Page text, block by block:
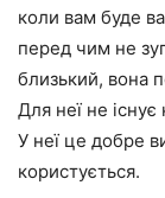
коли вам буде
перед чим не
близький, вона
Для неї не
У неї це добре
користується.